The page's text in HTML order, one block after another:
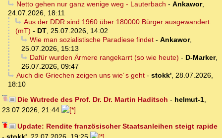
Netto gehen nur ganz wenige weg - Lauterbach - Ankawor,
24.07.2026, 18:11
Aus der DDR sind 1960 über 180000 Bürger ausgewandert.
(mT) - DT, 25.07.2026, 14:02
Wie man sozialistische Paradiese findet- Ankawor,
25.07.2026, 15:13
Dafür wurden Ärmere rangekarrt (so wie heute) - D-Marker,
26.07.2026, 09:47
Auch die Griechen zeigen uns wie´s geht- stokk', 28.07.2026,
18:10
Die Wutrede des Prof. Dr. Dr. Martin Haditsch - helmut-1,
23.07.2026, 21:44
Update: Rendite französischer Staatsanleihen steigt rapide